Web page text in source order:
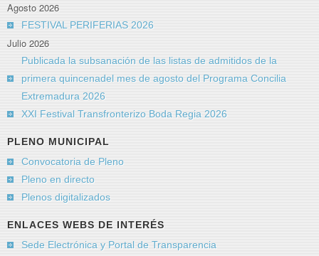
Agosto 2026
FESTIVAL PERIFERIAS 2026
Julio 2026
Publicada la subsanación de las listas de admitidos de la
primera quincenadel mes de agosto del Programa Concilia
Extremadura 2026
XXI Festival Transfronterizo Boda Regia 2026
PLENO MUNICIPAL
Convocatoria de Pleno
Pleno en directo
Plenos digitalizados
ENLACES WEBS DE INTERÉS
Sede Electrónica y Portal de Transparencia